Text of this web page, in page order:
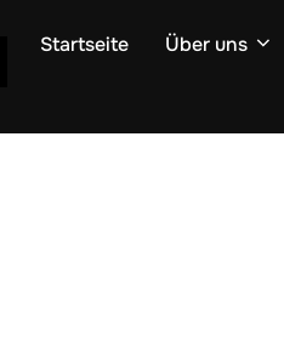
Startseite Über uns